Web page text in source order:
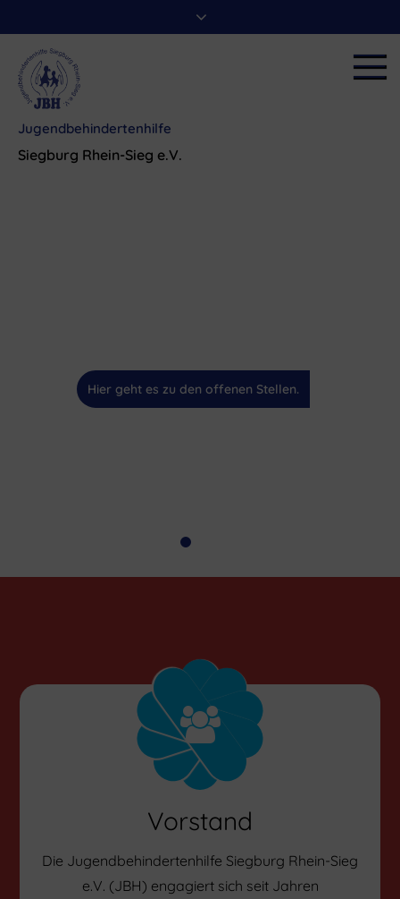
to
content
Jugendbehindertenhilfe
Siegburg Rhein-Sieg e.V.
Hier geht es zu den offenen Stellen.
Hier geht es zu den offenen Stellen.
Vorstand
Die Jugendbehindertenhilfe Siegburg Rhein-Sieg
e.V. (JBH) engagiert sich seit Jahren